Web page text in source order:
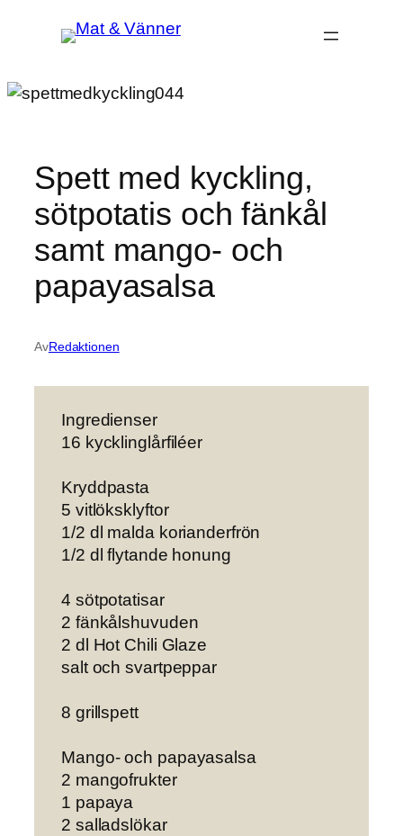
Spett med kyckling,
sötpotatis och fänkål
samt mango- och
papayasalsa
AvRedaktionen
Ingredienser
16 kycklinglårfiléer
Kryddpasta
5 vitlöksklyftor
1/2 dl malda korianderfrön
1/2 dl flytande honung
4 sötpotatisar
2 fänkålshuvuden
2 dl Hot Chili Glaze
salt och svartpeppar
8 grillspett
Mango- och papayasalsa
2 mangofrukter
1 papaya
2 salladslökar